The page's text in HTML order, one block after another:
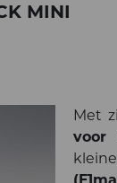
MINI
Met
voor